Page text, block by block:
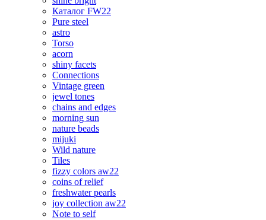
Каталог FW22
Pure steel
astro
Torso
acorn
shiny facets
Connections
Vintage green
jewel tones
chains and edges
morning sun
nature beads
mijuki
Wild nature
Tiles
fizzy colors aw22
coins of relief
freshwater pearls
joy collection aw22
Note to self